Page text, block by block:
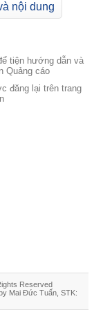
nội dung
tiện hướng dẫn và
Quảng cáo
đăng lại trên trang
Reserved
Mai Đức Tuấn, STK: